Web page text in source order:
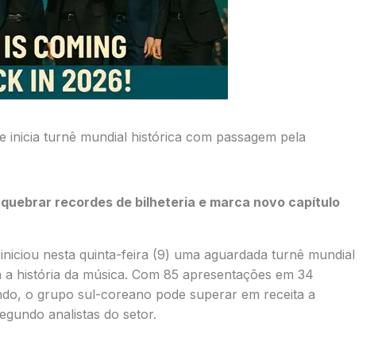
inicia turnê mundial histórica com passagem pela
recordes de bilheteria e marca novo capítulo
iniciou nesta quinta-feira (9) uma aguardada turnê mundial
história da música. Com 85 apresentações em 34
o grupo sul-coreano pode superar em receita a
analistas do setor.